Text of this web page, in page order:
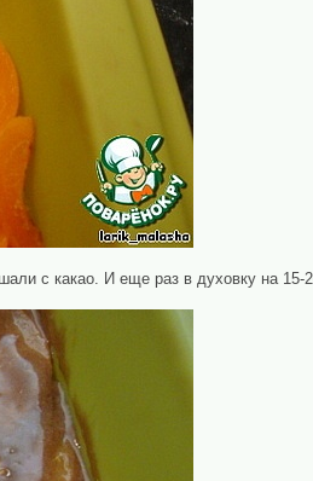
с какао. И еще раз в духовку на 15-